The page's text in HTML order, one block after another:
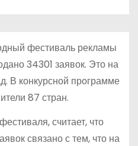
фестиваль рекламы
34301 заявок. Это на
В конкурсной программе
87 стран.
считает, что
связано с тем, что на